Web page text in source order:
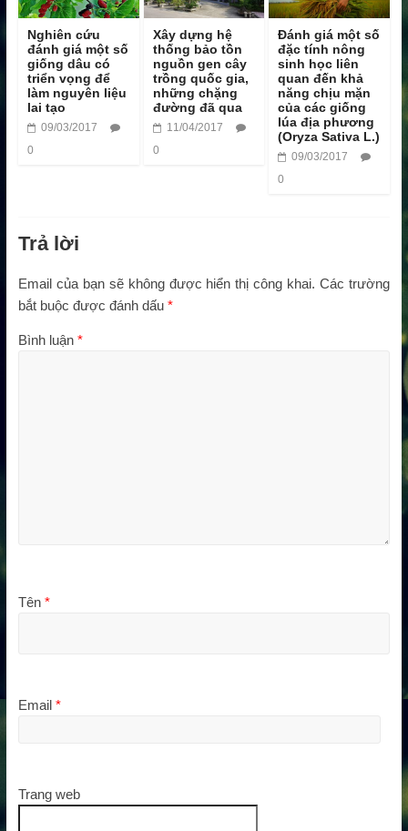
Nghiên cứu
đánh giá một số
giống dâu có
triển vọng để
làm nguyên liệu
lai tạo
09/03/2017
0
Xây dựng hệ
thống bảo tồn
nguồn gen cây
trồng quốc gia,
những chặng
đường đã qua
11/04/2017
0
Đánh giá một số
đặc tính nông
sinh học liên
quan đến khả
năng chịu mặn
của các giống
lúa địa phương
(Oryza Sativa L.)
09/03/2017
0
Trả lời
Email của bạn sẽ không được hiển thị công khai. Các trường
bắt buộc được đánh dấu *
Bình luận *
Tên *
Email *
Trang web